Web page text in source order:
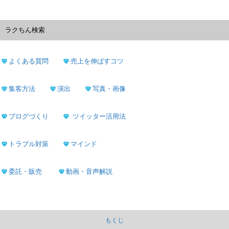
ラクちん検索
よくある質問 売上を伸ばすコツ
集客方法 演出 写真・画像
ブログづくり ツイッター活用法
トラブル対策 マインド
委託・販売 動画・音声解説
もくじ